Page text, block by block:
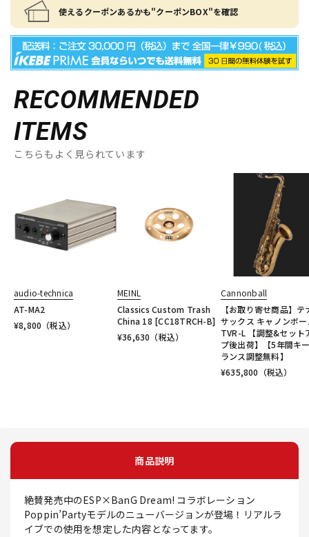
使えるクーポンあるかも"クーポンBOX"を確認
RECOMMENDED
ITEMS
こちらもよく見られています
audio-technica
AT-MA2
¥8,800 （税込）
MEINL
Classics Custom Trash
China 18 [CC18TRCH-B]
¥36,630 （税込）
Cannonball
【お取り寄せ商品】テ
サックス キャノンボ
TVR-L 【調整&セット
プ後出荷】【5年間キ
ランス調整無料】
¥635,800 （税込）
商品説明
絶賛発売中のESP×BanG Dream! コラボレーション
Poppin’Partyモデルのニューバージョンが登場！リアルラ
イブでの使用を想定した内容となってます。